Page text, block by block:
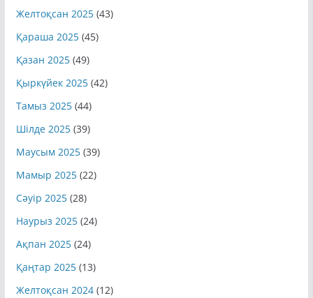
Желтоқсан 2025(43)
Қараша 2025(45)
Қазан 2025(49)
Қыркүйек 2025(42)
Тамыз 2025(44)
Шілде 2025(39)
Маусым 2025(39)
Мамыр 2025(22)
Сәуір 2025(28)
Наурыз 2025(24)
Ақпан 2025(24)
Қаңтар 2025(13)
Желтоқсан 2024(12)